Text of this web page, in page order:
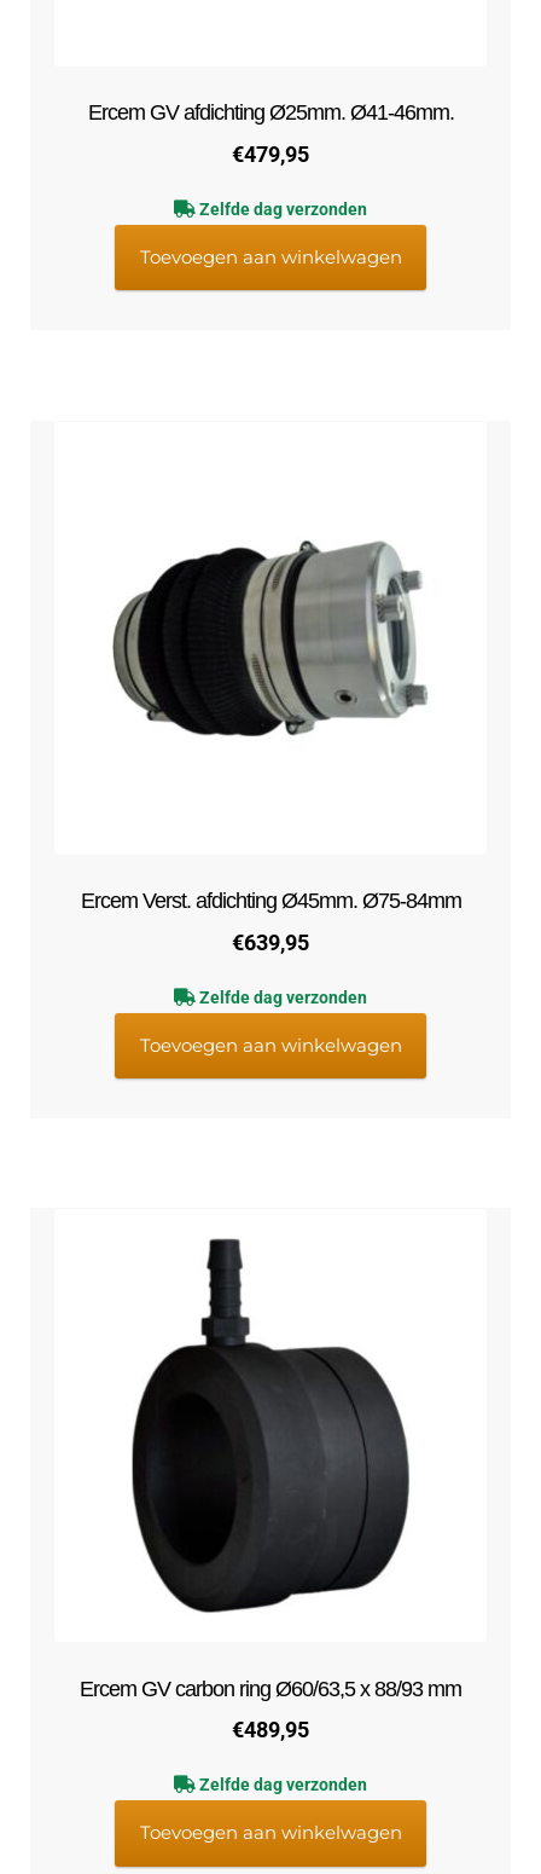
Ercem GV afdichting Ø25mm. Ø41-46mm.
€479,95
Zelfde dag verzonden
Toevoegen aan winkelwagen
Ercem Verst. afdichting Ø45mm. Ø75-84mm
€639,95
Zelfde dag verzonden
Toevoegen aan winkelwagen
Ercem GV carbon ring Ø60/63,5 x 88/93 mm
€489,95
Zelfde dag verzonden
Toevoegen aan winkelwagen